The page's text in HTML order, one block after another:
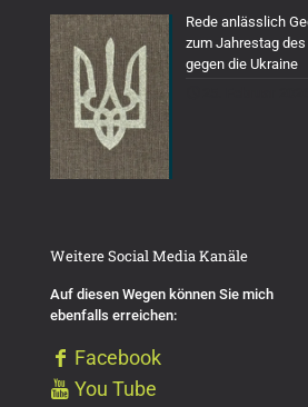
Rede anlässlich
zum Jahrestag
gegen die Ukraine
Weitere Social Media Kanäle
Auf diesen Wegen können Sie mich
ebenfalls erreichen:
Facebook
You Tube